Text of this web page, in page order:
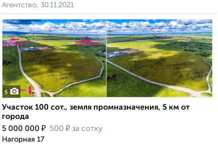
Агентство, 30.11.2021
5
Участок 100 сот., земля промназначения, 5 км от
города
5 000 000 ₽ 500 ₽ за сотку
Нагорная 17